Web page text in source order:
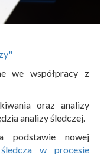
we współpracy z
oraz analizy
analizy śledczej.
podstawie nowej
w procesie